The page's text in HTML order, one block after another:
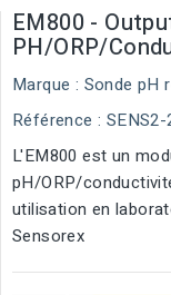
EM800 -
PH/ORP/
Marque : Sonde pH
Référence : SENS2-
L'EM800 est un
pH/ORP/
utilisation en
Sensorex